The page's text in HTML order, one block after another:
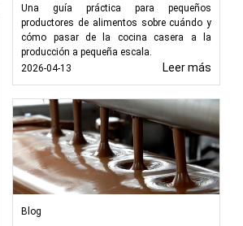
Una guía práctica para pequeños
productores de alimentos sobre cuándo y
cómo pasar de la cocina casera a la
producción a pequeña escala.
2026-04-13
Leer más
Blog